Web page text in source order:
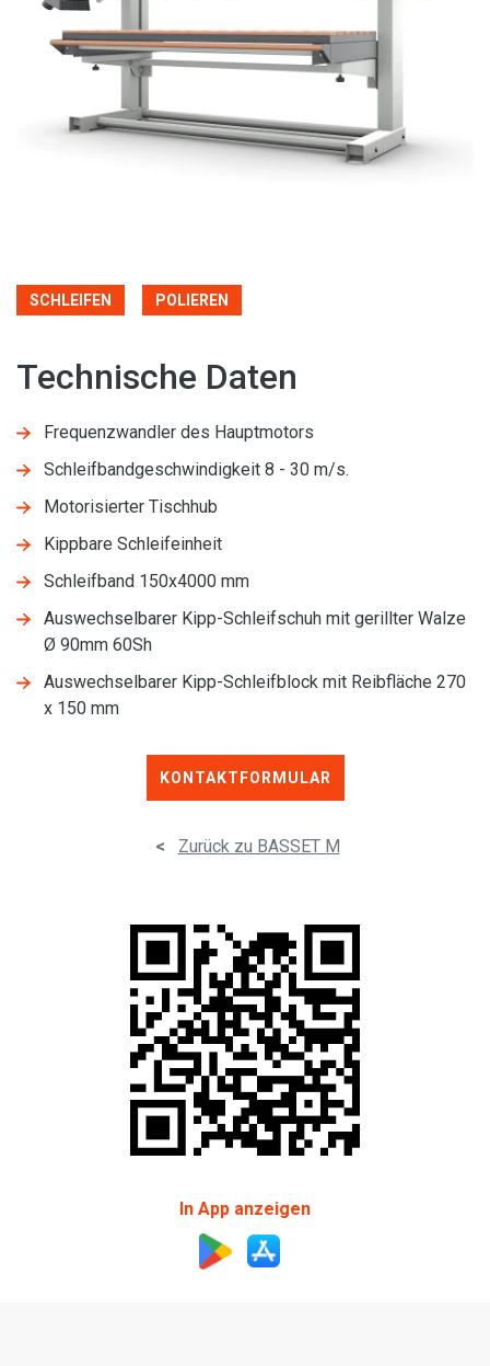
SCHLEIFEN POLIEREN
Technische Daten
Frequenzwandler des Hauptmotors
Schleifbandgeschwindigkeit 8 - 30 m/s.
Motorisierter Tischhub
Kippbare Schleifeinheit
Schleifband 150x4000 mm
Auswechselbarer Kipp-Schleifschuh mit gerillter Walze
Ø 90mm 60Sh
Auswechselbarer Kipp-Schleifblock mit Reibfläche 270
x 150 mm
KONTAKTFORMULAR
< Zurück zu BASSET M
In App anzeigen